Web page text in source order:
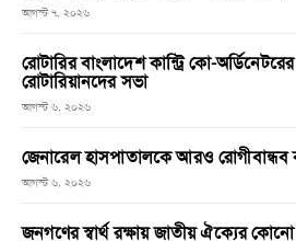
আগস্ট ৭, ২০২৬
রোটারির বাংলাদেশ কান্ট্রি কো-
রোটারিয়ানদের সভা
আগস্ট ৬, ২০২৬
জেনারেল হাসপাতালকে আরও রোগীবান্ধব
আগস্ট ৬, ২০২৬
জনগণের স্বার্থ রক্ষায় জাতীয় ঐক্যের